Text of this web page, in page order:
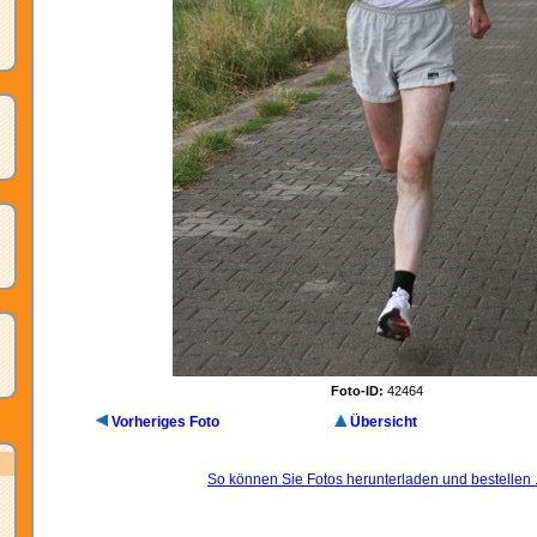
Foto-ID: 42464
Vorheriges Foto Übersicht
So können Sie Fotos herunterladen und bestellen